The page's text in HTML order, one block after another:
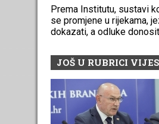
Prema Institutu, sustavi
se promjene u rijekama,
dokazati, a odluke
JOŠ U RUBRICI